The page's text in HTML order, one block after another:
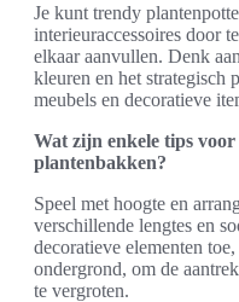
Je kunt trendy
interieuraccessoires door
elkaar aanvullen. Denk
kleuren en het strategisch
meubels en decoratieve
Wat zijn enkele tips
plantenbakken?
Speel met hoogte en
verschillende lengtes en
decoratieve elementen
ondergrond, om de
te vergroten.